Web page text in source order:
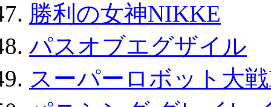
勝利の女神NIKKE
パスオブエグザイル
スーパーロボット大